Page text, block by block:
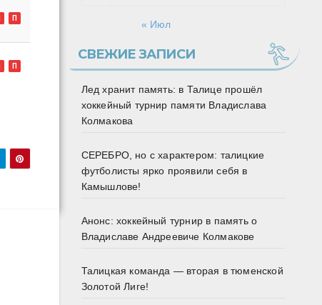
П
П
« Июл
СВЕЖИЕ ЗАПИСИ
Лед хранит память: в Талице прошёл
хоккейный турнир памяти Владислава
Колмакова
СЕРЕБРО, но с характером: талицкие
футболисты ярко проявили себя в
Камышлове!
Анонс: хоккейный турнир в память о
Владиславе Андреевиче Колмакове
Талицкая команда — вторая в тюменской
Золотой Лиге!